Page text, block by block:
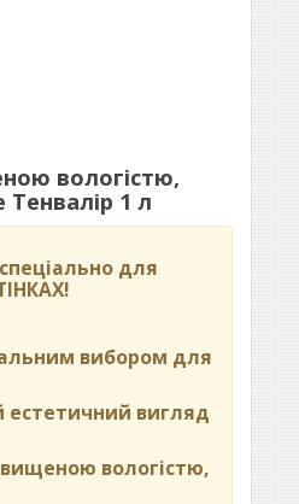
вологістю,
1 л
для
!
вибором для
естетичний вигляд
вологістю,